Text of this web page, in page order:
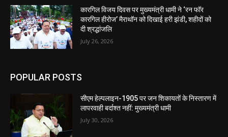
कारगिल विजय दिवस पर मुख्यमंत्री धामी ने ‘रन फॉर
कारगिल हीरोज’ मैराथॉन को दिखाई हरी झंडी, शहीदों को
दी श्रद्धांजलि
July 26, 2026
POPULAR POSTS
सीएम हेल्पलाइन-1905 पर जन शिकायतों के निस्तारण में
लापरवाही बर्दाश्त नहीं: मुख्यमंत्री धामी
July 30, 2026